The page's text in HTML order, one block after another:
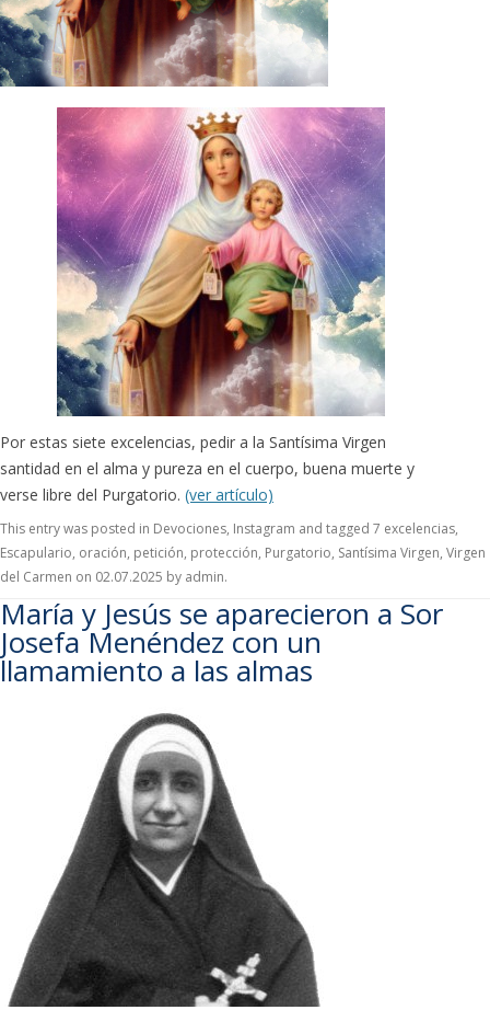
Por estas siete excelencias, pedir a la Santísima Virgen
santidad en el alma y pureza en el cuerpo, buena muerte y
verse libre del Purgatorio. (ver artículo)
This entry was posted in Devociones, Instagram and tagged 7 excelencias,
Escapulario, oración, petición, protección, Purgatorio, Santísima Virgen, Virgen
del Carmen on 02.07.2025 by admin.
María y Jesús se aparecieron a Sor
Josefa Menéndez con un
llamamiento a las almas